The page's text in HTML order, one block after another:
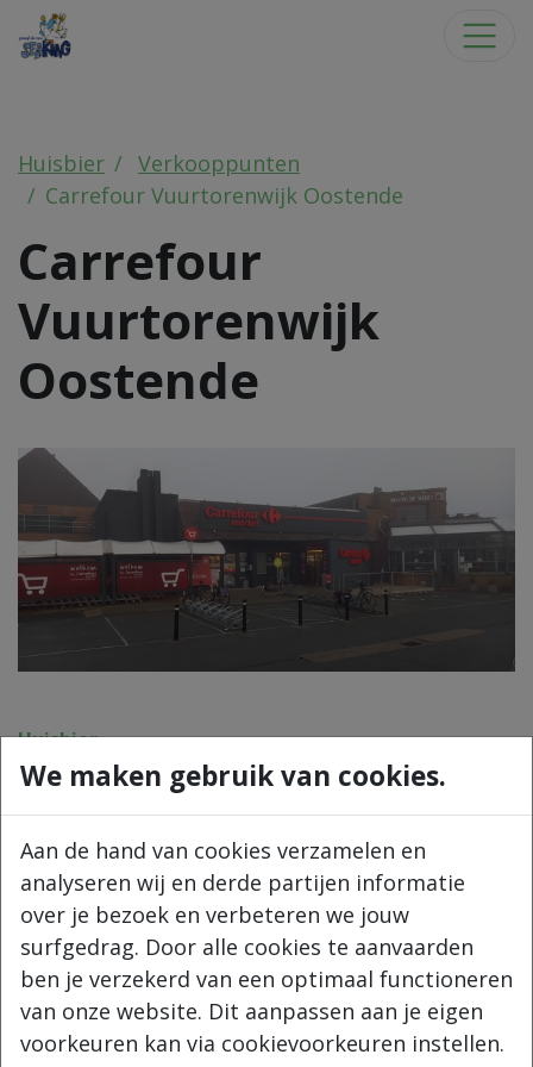
Huisbier
Verkooppunten
Carrefour Vuurtorenwijk Oostende
Carrefour
Vuurtorenwijk
Oostende
Huisbier
+32 477 573 825
info@huisbier.be
BTW BE 0888 438 440
Navigeer
Home
Onze bieren
Over ons
Verkooppunten
Waar drinken
We maken gebruik van cookies.
Aan de hand van cookies verzamelen en
analyseren wij en derde partijen informatie
over je bezoek en verbeteren we jouw
surfgedrag. Door alle cookies te aanvaarden
ben je verzekerd van een optimaal functioneren
van onze website. Dit aanpassen aan je eigen
voorkeuren kan via cookievoorkeuren instellen.